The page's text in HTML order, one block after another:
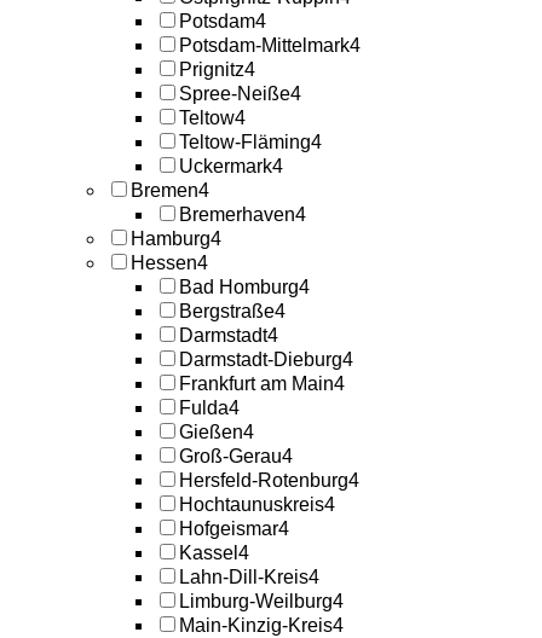
Potsdam4
Potsdam-Mittelmark4
Prignitz4
Spree-Neiße4
Teltow4
Teltow-Fläming4
Uckermark4
Bremen4
Bremerhaven4
Hamburg4
Hessen4
Bad Homburg4
Bergstraße4
Darmstadt4
Darmstadt-Dieburg4
Frankfurt am Main4
Fulda4
Gießen4
Groß-Gerau4
Hersfeld-Rotenburg4
Hochtaunuskreis4
Hofgeismar4
Kassel 4
Lahn-Dill-Kreis4
Limburg-Weilburg4
Main-Kinzig-Kreis4